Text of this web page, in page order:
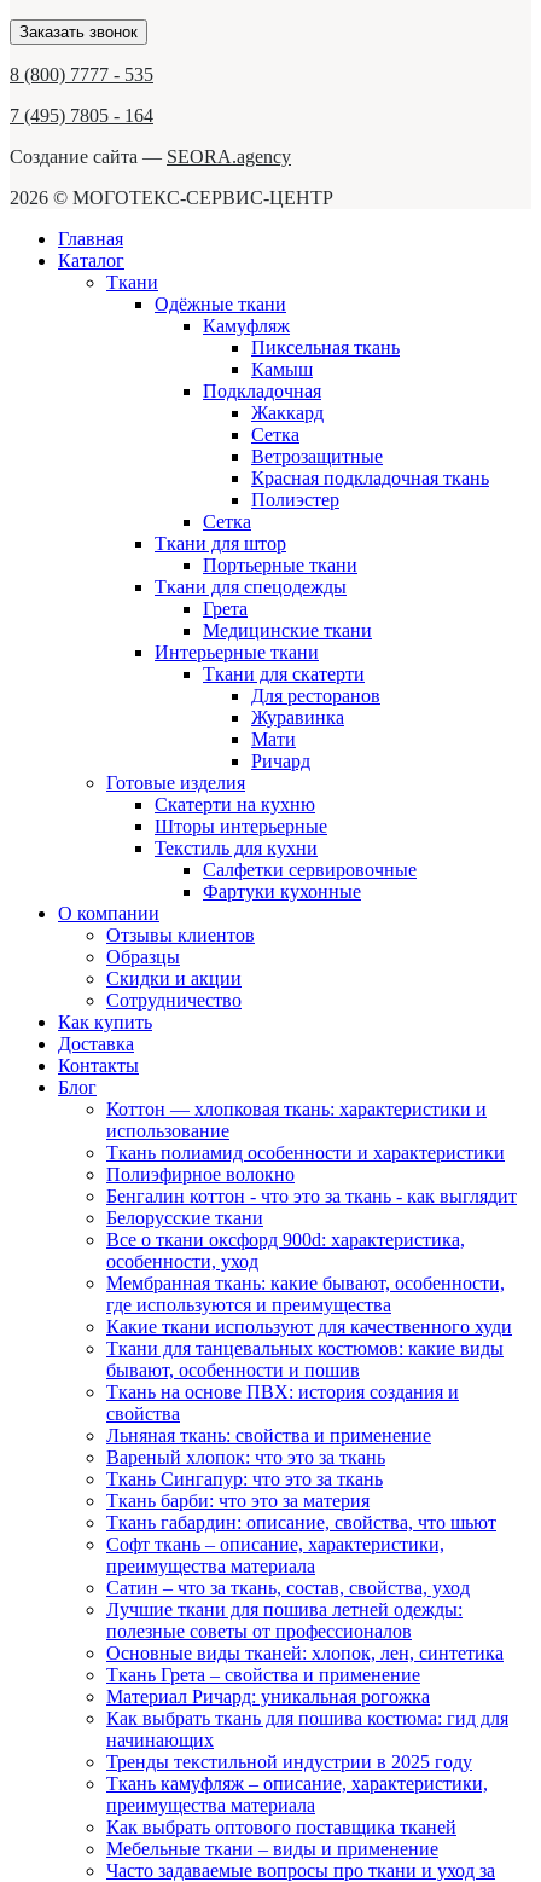
Заказать звонок
8 (800) 7777 - 535
7 (495) 7805 - 164
Создание сайта — SEORA.agency
2026 © МОГОТЕКС-СЕРВИС-ЦЕНТР
Главная
Каталог
Ткани
Одёжные ткани
Камуфляж
Пиксельная ткань
Камыш
Подкладочная
Жаккард
Сетка
Ветрозащитные
Красная подкладочная ткань
Полиэстер
Сетка
Ткани для штор
Портьерные ткани
Ткани для спецодежды
Грета
Медицинские ткани
Интерьерные ткани
Ткани для скатерти
Для ресторанов
Журавинка
Мати
Ричард
Готовые изделия
Скатерти на кухню
Шторы интерьерные
Текстиль для кухни
Салфетки сервировочные
Фартуки кухонные
О компании
Отзывы клиентов
Образцы
Скидки и акции
Сотрудничество
Как купить
Доставка
Контакты
Блог
Коттон — хлопковая ткань: характеристики и
использование
Ткань полиамид особенности и характеристики
Полиэфирное волокно
Бенгалин коттон - что это за ткань - как выглядит
Белорусские ткани
Все о ткани оксфорд 900d: характеристика,
особенности, уход
Мембранная ткань: какие бывают, особенности,
где используются и преимущества
Какие ткани используют для качественного худи
Ткани для танцевальных костюмов: какие виды
бывают, особенности и пошив
Ткань на основе ПВХ: история создания и
свойства
Льняная ткань: свойства и применение
Вареный хлопок: что это за ткань
Ткань Сингапур: что это за ткань
Ткань барби: что это за материя
Ткань габардин: описание, свойства, что шьют
Софт ткань – описание, характеристики,
преимущества материала
Сатин – что за ткань, состав, свойства, уход
Лучшие ткани для пошива летней одежды:
полезные советы от профессионалов
Основные виды тканей: хлопок, лен, синтетика
Ткань Грета – свойства и применение
Материал Ричард: уникальная рогожка
Как выбрать ткань для пошива костюма: гид для
начинающих
Тренды текстильной индустрии в 2025 году
Ткань камуфляж – описание, характеристики,
преимущества материала
Как выбрать оптового поставщика тканей
Мебельные ткани – виды и применение
Часто задаваемые вопросы про ткани и уход за